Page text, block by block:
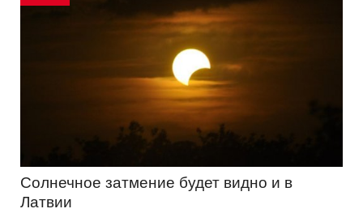
Солнечное затмение будет видно и в
Латвии